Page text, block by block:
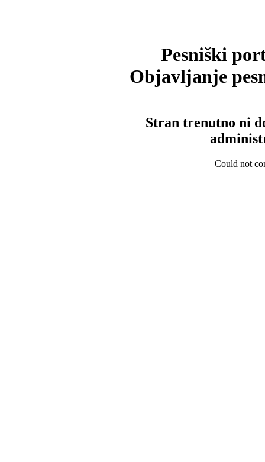
Pesniški
Objavljanje
Stran trenutno ni
Could not